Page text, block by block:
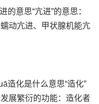
的意思“亢进”的意思：
动亢进、甲状腺机能亢
造化是什么意思“造化”
展繁衍的功能：造化者